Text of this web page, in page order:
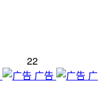
22
广告
广